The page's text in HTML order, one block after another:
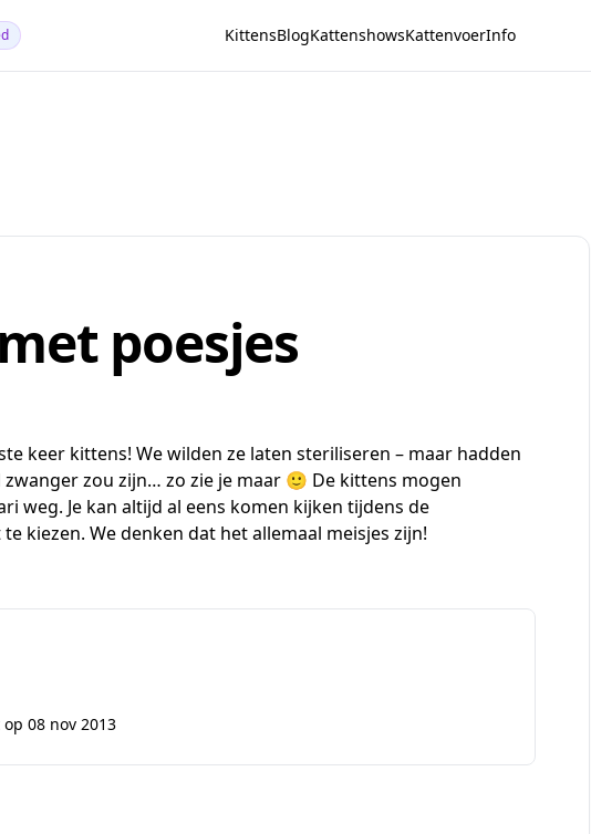
KittensBlogKattenshowsKattenvoerInfo
poesjes
keer kittens! We wilden ze laten steriliseren – maar hadden
zou zijn… zo zie je maar 🙂 De kittens mogen
weg. Je kan altijd al eens komen kijken tijdens de
kiezen. We denken dat het allemaal meisjes zijn!
08 nov 2013